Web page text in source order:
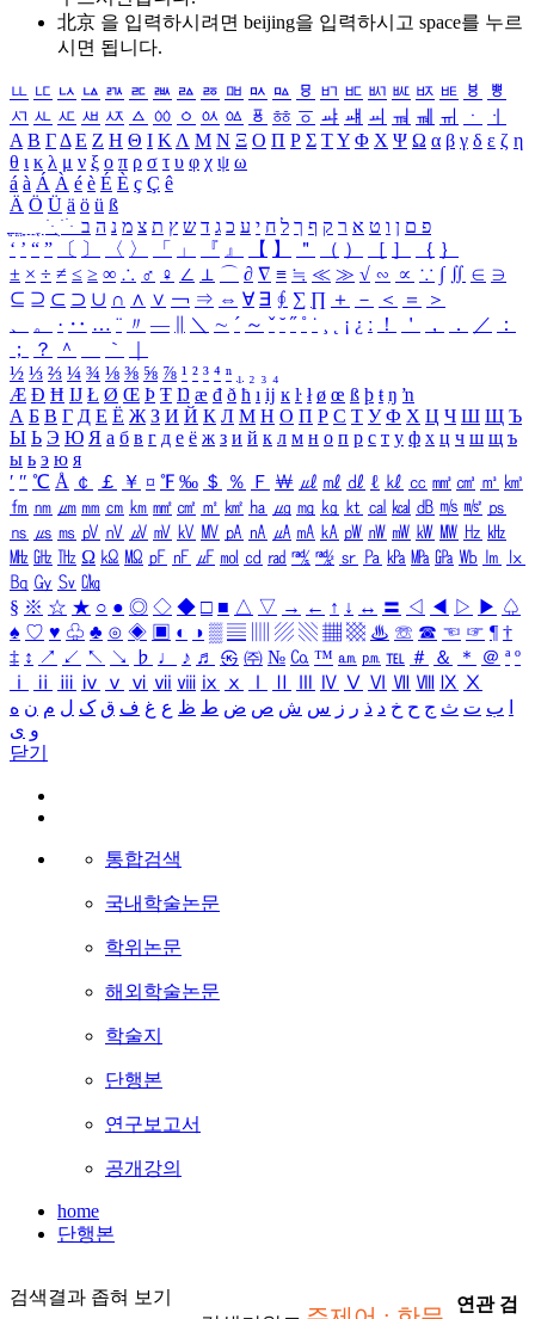
北京 을 입력하시려면 beijing을 입력하시고 space를 누르
시면 됩니다.
ㅥ ㅦ ㅧ ㅨ ㅩ ㅪ ㅫ ㅬ ㅭ ㅮ ㅯ ㅰ ㅱ ㅲ ㅳ ㅴ ㅵ ㅶ ㅷ ㅸ
ㅹ
ㅺ ㅻ ㅼ ㅽ ㅾ ㅿ ㆀ ㆁ ㆂ ㆃ ㆄ ㆅ ㆆ ㆇ ㆈ ㆉ ㆊ ㆋ ㆌ ㆍ
ㆎ
Α Β ΓΔ Ε Ζ Η Θ Ι ΚΛ Μ Ν Ξ Ο Π Ρ Σ ΤΥ Φ Χ Ψ Ω α β γ δ ε ζ η
θ ι κ λ μ ν ξ ο π ρ σ τ υ φ χ ψ ω
á à Á À é è É È ç Ç ê
Ä Ö Ü ä ö ü ß
ִֶֹ ֻּ ׁׂ פ ם ן ו ט א ר ק ף ך ל ח י ע כ ג ד ש ץ ת צ מ נ ה ב
‘ ’ “ ” 〔 〕 〈 〉 「 」 『 』 【 】 ＂ （ ） ［ ］ ｛ ｝
± × ÷ ≠ ≤ ≥ ∞ ∴ ♂ ♀ ∠ ⊥ ⌒ ∂ ∇ ≡ ≒ ≪ ≫ √ ∽ ∝ ∵ ∫ ∬ ∈ ∋
⊆ ⊇ ⊂ ⊃ ∪ ∩ ∧ ∨ ￢ ⇒ ⇔ ∀ ∃ ∮ ∑ ∏ ＋ － ＜ ＝
＞
、
。 · ‥ … ¨ 〃 ― ＼ ∼ ´ ～ ˇ ˘ ˝ ˚ ˙ ¸ ¡ ¿ ː ！ ＇ ， ． ／
：
；
？ ＾ ｀
½ ⅓ ⅔ ¼ ¾ ⅛ ⅜ ⅝ ⅞ ¹ ² ³ ⁴ ⁿ ₁ ₂ ₃ ₄
Æ Ð Ħ Ĳ Ł Ø Œ Þ Ŧ Ŋ æ đ ð ħ ı ĳ ĸ ŀ ł ø œ ß þ ŧ ŋ ŉ
А Б В Г Д Е Ё Ж З И Й К Л М Н О П Р С Т У Ф Х Ц Ч Ш Щ Ъ
Ы Ь Э Ю Я а б в г д е ё ж з и й к л м н о п р с т у ф х ц ч ш щ ъ
ы ь э ю я
′ ″ ℃ Å ￠ ￡ ￥ ¤ ℉ ‰ ＄ ％ Ｆ ￦ ㎕ ㎖ ㎗ ℓ ㎘ ㏄ ㎣ ㎤ ㎥ ㎦
㎙ ㎚ ㎛ ㎜ ㎝ ㎞ ㎟ ㎠ ㎡ ㎢ ㏊ ㎍ ㎎ ㎏ ㏏ ㎈ ㎉ ㏈ ㎧ ㎨ ㎰
㎱ ㎲ ㎳ ㎴ ㎵ ㎶ ㎷ ㎸ ㎹ ㎀ ㎁ ㎂ ㎃ ㎄ ㎺ ㎻ ㎽ ㎾ ㎿ ㎐ ㎑
㎒ ㎓ ㎔ Ω ㏀ ㏁ ㎊ ㎋ ㎌ ㏖ ㏅ ㎭ ㎮ ㎯ ㏛ ㎩ ㎪ ㎫ ㎬ ㏝ ㏐
㏓
㏃ ㏉ ㏜ ㏆
§ ※ ☆ ★ ○ ● ◎ ◇ ◆ □ ■ △ ▽ → ← ↑ ↓ ↔ 〓 ◁ ◀ ▷ ▶ ♤
♠ ♡ ♥ ♧ ♣ ⊙ ◈ ▣ ◐ ◑ ▒ ▤ ▨ ▧ ▦ ▩ ♨ ☏ ☎ ☜ ☞ ¶ †
‡ ↕ ↗ ↙ ↖ ↘ ♭ ♩ ♪ ♬ ㉿ ㈜ № ㏇ ™ ㏂ ㏘ ℡ ＃ ＆ ＊ ＠ ª º
ⅰ
ⅱ ⅲ ⅳ ⅴ ⅵ ⅶ ⅷ ⅸ ⅹ Ⅳ Ⅴ Ⅵ Ⅶ Ⅷ Ⅸ Ⅹ
ب ت ث ج ح خ د ذ ر ز س ش ص ض ط ظ ع غ ف ق ک ل م ن ه
و ی
닫기
통합검색
국내학술논문
학위논문
해외학술논문
학술지
단행본
연구보고서
공개강의
home
단행본
검색결과 좁혀 보기
연관 검